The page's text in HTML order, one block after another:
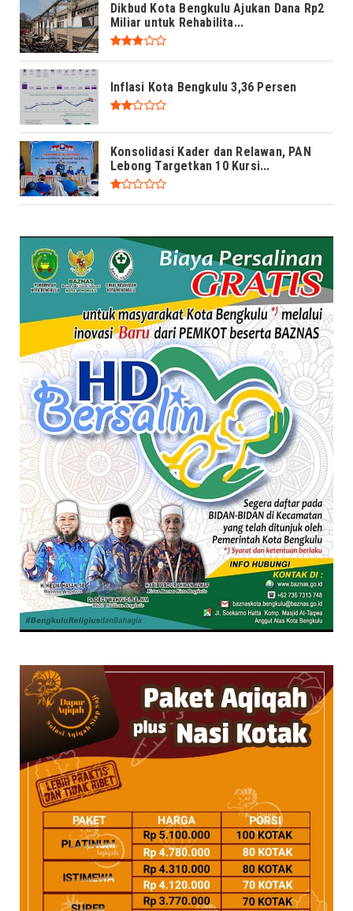
Dikbud Kota Bengkulu Ajukan Dana Rp2
Miliar untuk Rehabilita...
Inflasi Kota Bengkulu 3,36 Persen
Konsolidasi Kader dan Relawan, PAN
Lebong Targetkan 10 Kursi...